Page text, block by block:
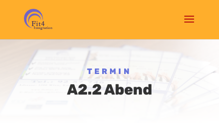
TERMIN
A2.2 Abend